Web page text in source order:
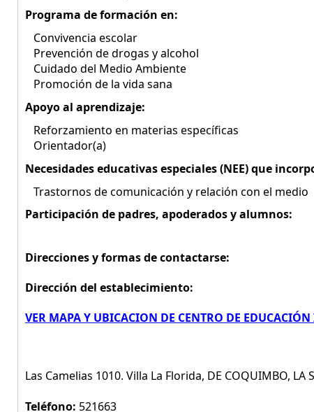
Programa de formación en:
Convivencia escolar
Prevención de drogas y alcohol
Cuidado del Medio Ambiente
Promoción de la vida sana
Apoyo al aprendizaje:
Reforzamiento en materias específicas
Orientador(a)
Necesidades educativas especiales (NEE) que
Trastornos de comunicación y relación con el medio
Participación de padres, apoderados y alumnos:
Direcciones y formas de contactarse:
Dirección del establecimiento:
VER MAPA Y UBICACION DE CENTRO DE
Las Camelias 1010. Villa La Florida, DE COQUIMBO, LA
Teléfono: 521663